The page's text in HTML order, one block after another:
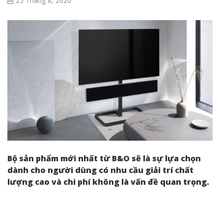
Bộ sản phẩm mới nhất từ B&O sẽ là sự lựa chọn
dành cho người dùng có nhu cầu giải trí chất
lượng cao và chi phí không là vấn đề quan trọng.